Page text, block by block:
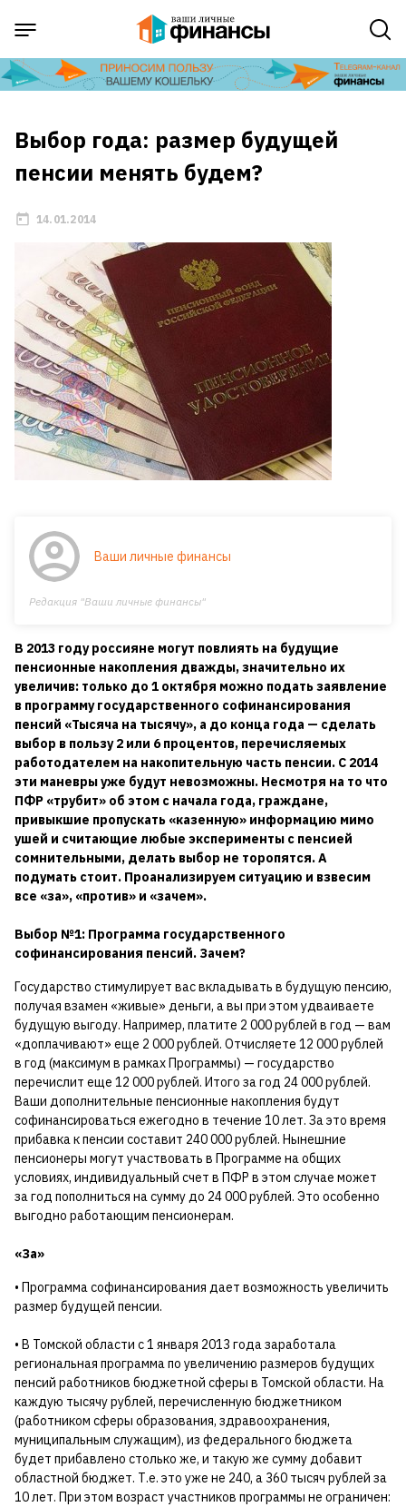
Выбор года: размер будущей
пенсии менять будем?
14.01.2014
Ваши личные финансы
Редакция "Ваши личные финансы"
В 2013 году россияне могут повлиять на будущие
пенсионные накопления дважды, значительно их
увеличив: только до 1 октября можно подать заявление
в программу государственного софинансирования
пенсий «Тысяча на тысячу», а до конца года — сделать
выбор в пользу 2 или 6 процентов, перечисляемых
работодателем на накопительную часть пенсии. С 2014
эти маневры уже будут невозможны. Несмотря на то что
ПФР «трубит» об этом с начала года, граждане,
привыкшие пропускать «казенную» информацию мимо
ушей и считающие любые эксперименты с пенсией
сомнительными, делать выбор не торопятся. А
подумать стоит. Проанализируем ситуацию и взвесим
все «за», «против» и «зачем».
Выбор №1: Программа государственного
софинансирования пенсий. Зачем?
Государство стимулирует вас вкладывать в будущую пенсию,
получая взамен «живые» деньги, а вы при этом удваиваете
будущую выгоду. Например, платите 2 000 рублей в год — вам
«доплачивают» еще 2 000 рублей. Отчисляете 12 000 рублей
в год (максимум в рамках Программы) — государство
перечислит еще 12 000 рублей. Итого за год 24 000 рублей.
Ваши дополнительные пенсионные накопления будут
софинансироваться ежегодно в течение 10 лет. За это время
прибавка к пенсии составит 240 000 рублей. Нынешние
пенсионеры могут участвовать в Программе на общих
условиях, индивидуальный счет в ПФР в этом случае может
за год пополниться на сумму до 24 000 рублей. Это особенно
выгодно работающим пенсионерам.
«За»
• Программа софинансирования дает возможность увеличить
размер будущей пенсии.
• В Томской области с 1 января 2013 года заработала
региональная программа по увеличению размеров будущих
пенсий работников бюджетной сферы в Томской области. На
каждую тысячу рублей, перечисленную бюджетником
(работником сферы образования, здравоохранения,
муниципальным служащим), из федерального бюджета
будет прибавлено столько же, и такую же сумму добавит
областной бюджет. Т.е. это уже не 240, а 360 тысяч рублей за
10 лет. При этом возраст участников программы не ограничен: